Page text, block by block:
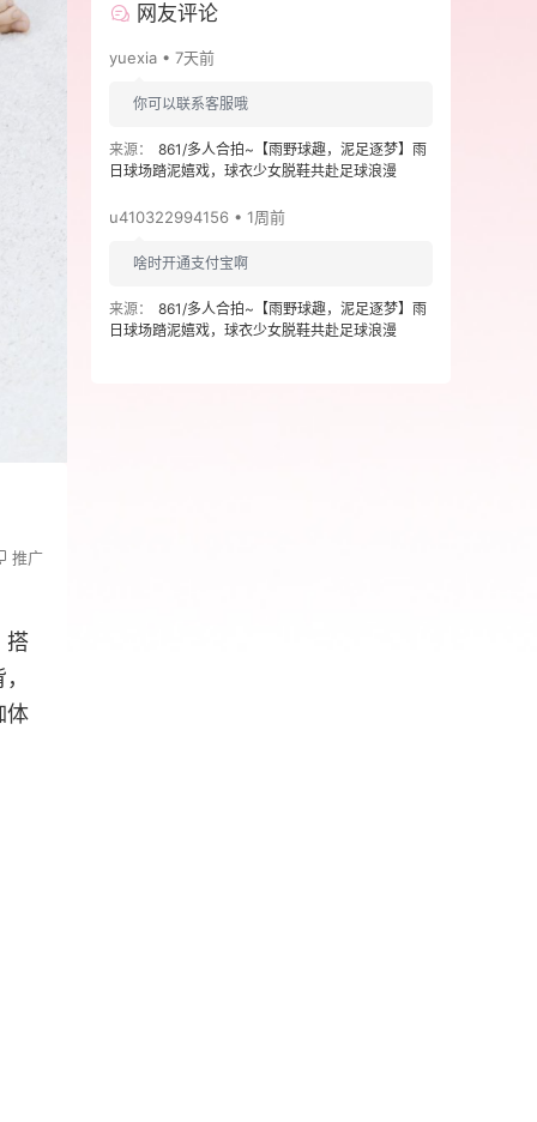
推广
搭
体
网友评论
yuexia • 7天前
你可以联系客服哦
来源：
861/多人合拍~【雨野球趣，泥足逐梦】雨
日球场踏泥嬉戏，球衣少女脱鞋共赴足球浪漫
u410322994156 • 1周前
啥时开通支付宝啊
来源：
861/多人合拍~【雨野球趣，泥足逐梦】雨
日球场踏泥嬉戏，球衣少女脱鞋共赴足球浪漫